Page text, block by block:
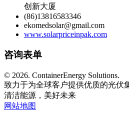
创新大厦
(86)13816583346
ekomedsolar@gmail.com
www.solarpriceinpak.com
咨询表单
© 2026. ContainerEnergy Solutions.
致力于为全球客户提供优质的光伏
清洁能源，美好未来
网站地图